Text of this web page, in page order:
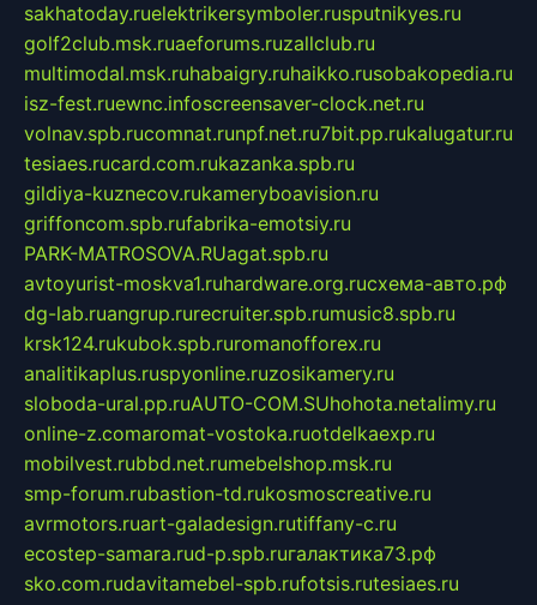
sakhatoday.ruelektrikersymboler.rusputnikyes.ru
golf2club.msk.ruaeforums.ruzallclub.ru
multimodal.msk.ruhabaigry.ruhaikko.rusobakopedia.ru
isz-fest.ruewnc.infoscreensaver-clock.net.ru
volnav.spb.rucomnat.runpf.net.ru7bit.pp.rukalugatur.ru
tesiaes.rucard.com.rukazanka.spb.ru
gildiya-kuznecov.rukameryboavision.ru
griffoncom.spb.rufabrika-emotsiy.ru
PARK-MATROSOVA.RUagat.spb.ru
avtoyurist-moskva1.ruhardware.org.ruсхема-авто.рф
dg-lab.ruangrup.rurecruiter.spb.rumusic8.spb.ru
krsk124.rukubok.spb.ruromanofforex.ru
analitikaplus.ruspyonline.ruzosikamery.ru
sloboda-ural.pp.ruAUTO-COM.SUhohota.netalimy.ru
online-z.comaromat-vostoka.ruotdelkaexp.ru
mobilvest.rubbd.net.rumebelshop.msk.ru
smp-forum.rubastion-td.rukosmoscreative.ru
avrmotors.ruart-galadesign.rutiffany-c.ru
ecostep-samara.rud-p.spb.ruгалактика73.рф
sko.com.rudavitamebel-spb.rufotsis.rutesiaes.ru